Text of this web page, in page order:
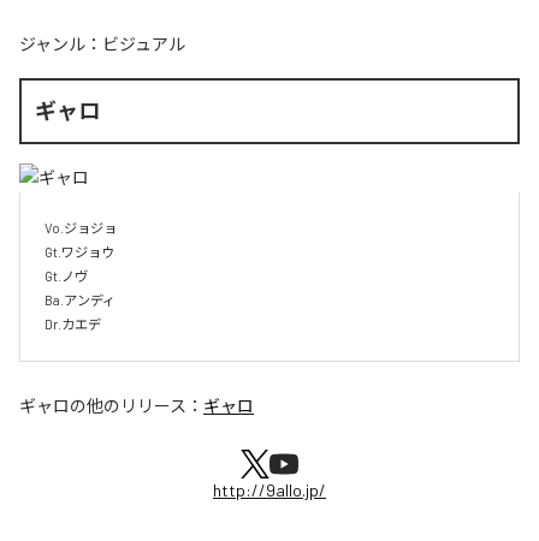
ジャンル： ビジュアル
ギャロ
Vo.ジョジョ
Gt.ワジョウ
Gt.ノヴ
Ba.アンディ
Dr.カエデ
ギャロの他のリリース： ギャロ
http://9allo.jp/